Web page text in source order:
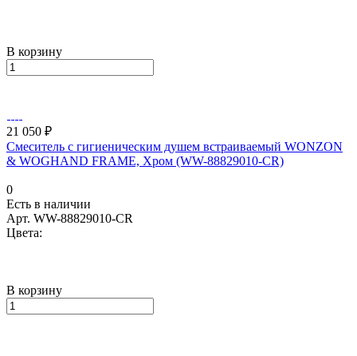
В корзину
21 050 ₽
Смеситель с гигиеническим душем встраиваемый WONZON
& WOGHAND FRAME, Хром (WW-88829010-CR)
0
Есть в наличии
Арт. WW-88829010-CR
Цвета:
В корзину